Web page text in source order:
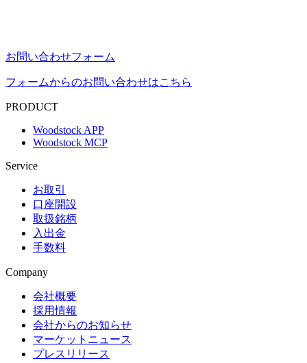
お問い合わせフォーム
フォームからのお問い合わせはこちら
PRODUCT
Woodstock APP
Woodstock MCP
Service
お取引
口座開設
取扱銘柄
入出金
手数料
Company
会社概要
採用情報
会社からのお知らせ
マーケットニュース
プレスリリース